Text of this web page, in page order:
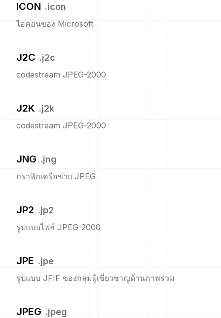
ICON .icon
ไอคอนของ Microsoft
J2C .j2c
codestream JPEG-2000
J2K .j2k
codestream JPEG-2000
JNG .jng
กราฟิกเครือข่าย JPEG
JP2 .jp2
รูปแบบไฟล์ JPEG-2000
JPE .jpe
รูปแบบ JFIF ของกลุ่มผู้เชี่ยวชาญด้านภาพร่วม
JPEG .jpeg